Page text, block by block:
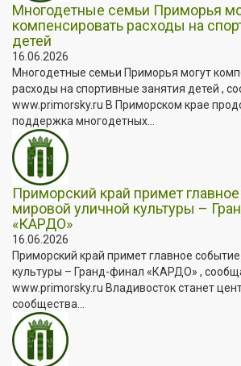
Многодетные семьи Приморья
компенсировать расходы на
детей
16.06.2026
Многодетные семьи Приморья могут
расходы на спортивные занятия детей ,
www.primorsky.ru В Приморском крае
поддержка многодетных...
Приморский край примет
мировой уличной культуры –
«КАРДО»
16.06.2026
Приморский край примет главное
культуры – Гранд-финал «КАРДО» ,
www.primorsky.ru Владивосток станет
сообщества...